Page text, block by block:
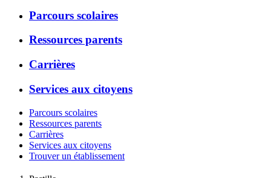
Parcours scolaires
Ressources parents
Carrières
Services aux citoyens
Parcours scolaires
Ressources parents
Carrières
Services aux citoyens
Trouver un établissement